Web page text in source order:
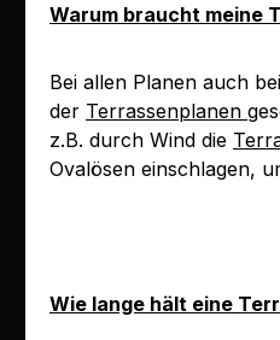
Warum braucht meine
Bei allen Planen auch bei
der Terrassenplanen
z.B. durch Wind die
Ovalösen einschlagen,
Wie lange hält eine